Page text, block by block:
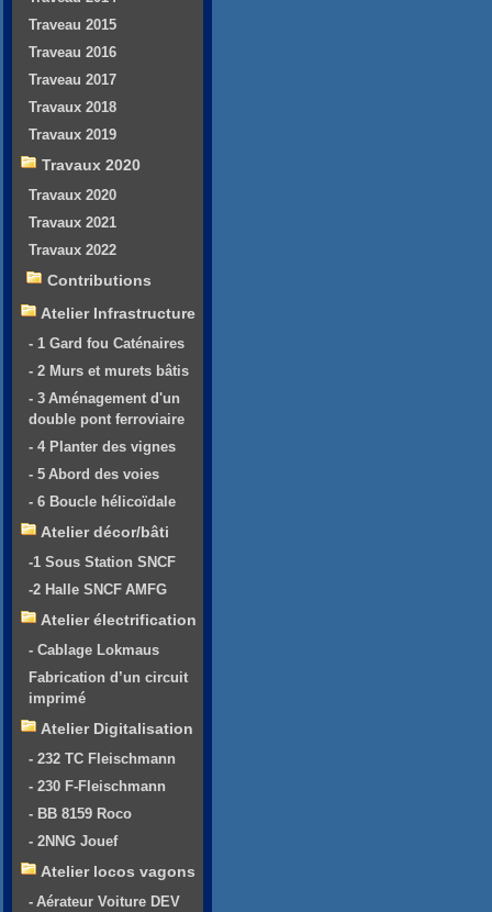
Traveau 2015
Traveau 2016
Traveau 2017
Travaux 2018
Travaux 2019
Travaux 2020
Travaux 2020
Travaux 2021
Travaux 2022
Contributions
Atelier Infrastructure
- 1 Gard fou Caténaires
- 2 Murs et murets bâtis
- 3 Aménagement d'un
double pont ferroviaire
- 4 Planter des vignes
- 5 Abord des voies
- 6 Boucle hélicoïdale
Atelier décor/bâti
-1 Sous Station SNCF
-2 Halle SNCF AMFG
Atelier électrification
- Cablage Lokmaus
Fabrication d’un circuit
imprimé
Atelier Digitalisation
- 232 TC Fleischmann
- 230 F-Fleischmann
- BB 8159 Roco
- 2NNG Jouef
Atelier locos vagons
- Aérateur Voiture DEV